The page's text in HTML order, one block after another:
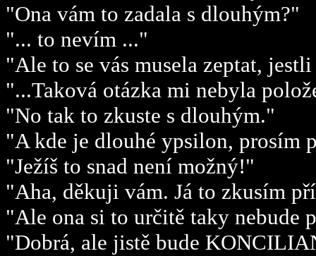
"Ona vám to zadala s dlouhým?"
"... to nevím ..."
"Ale to se vás musela zeptat,
"...Taková otázka mi nebyla
"No tak to zkuste s dlouhým."
"A kde je dlouhé ypsilon, prosím
"Ježíš to snad není možný!"
"Aha, děkuji vám. Já to zkusím
"Ale ona si to určitě taky nebude
"Dobrá, ale jistě bude